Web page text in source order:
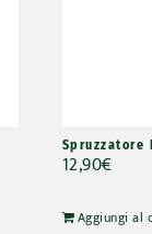
Spruzzatore
12,90€
Aggiungi al